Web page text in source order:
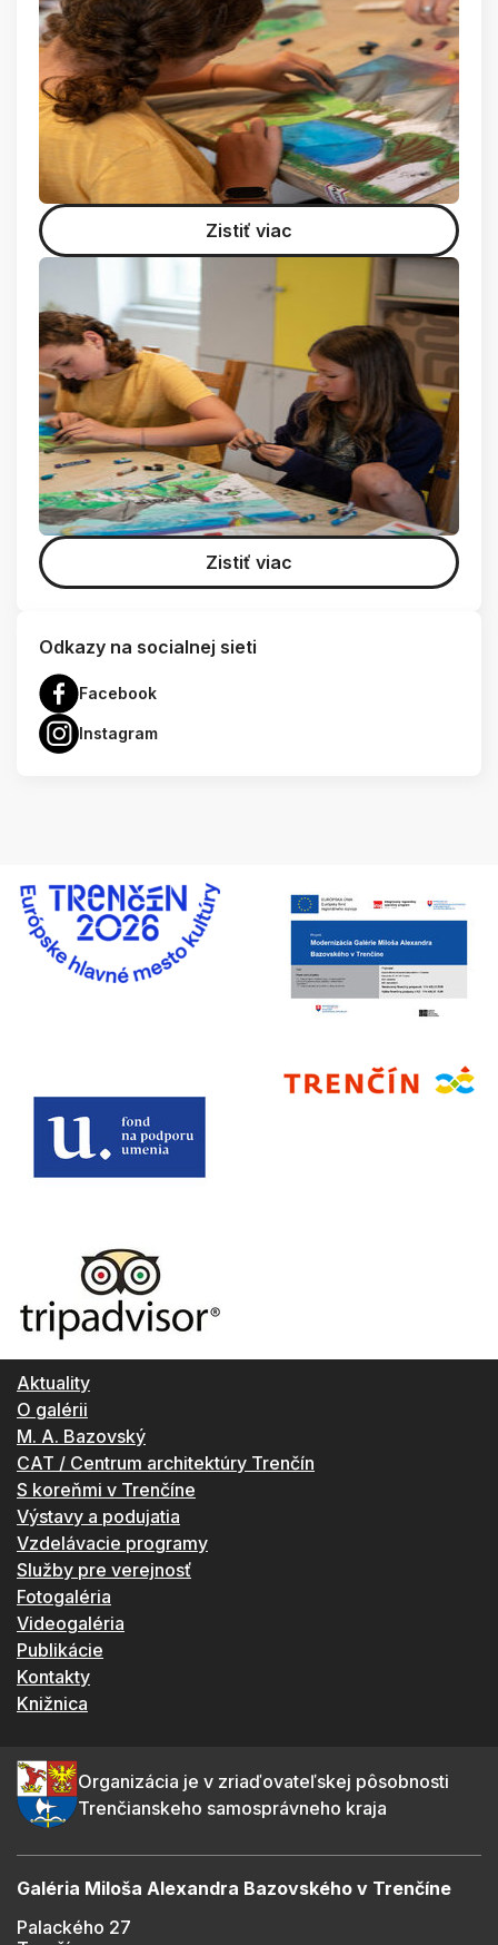
Zistiť viac
Zistiť viac
Odkazy na socialnej sieti
Facebook
Instagram
Aktuality
O galérii
M. A. Bazovský
CAT / Centrum architektúry Trenčín
S koreňmi v Trenčíne
Výstavy a podujatia
Vzdelávacie programy
Služby pre verejnosť
Fotogaléria
Videogaléria
Publikácie
Kontakty
Knižnica
Organizácia je v zriaďovateľskej pôsobnosti
Trenčianskeho samosprávneho kraja
Galéria Miloša Alexandra Bazovského v Trenčíne
Palackého 27